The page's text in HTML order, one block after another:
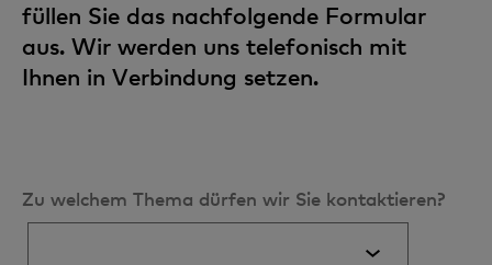
füllen Sie das nachfolgende Formular
aus. Wir werden uns telefonisch mit
Ihnen in Verbindung setzen.
Zu welchem Thema dürfen wir Sie kontaktieren?